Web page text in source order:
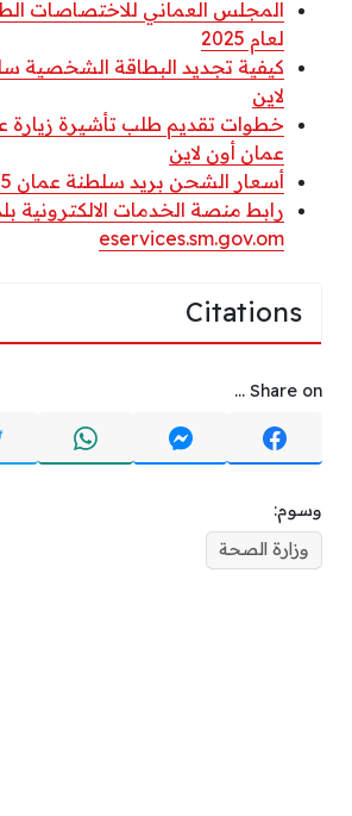
المجلس العماني للاختصاصات
لعام 2025
كيفية تجديد البطاقة الشخصية
لاين
خطوات تقديم طلب تأشيرة زيارة
عمان أون لاين
أسعار الشحن بريد سلطنة عمان 2025
رابط منصة الخدمات الالكترونية
eservices.sm.gov.om
Citations
Share on ...
وسوم:
وزارة الصحة